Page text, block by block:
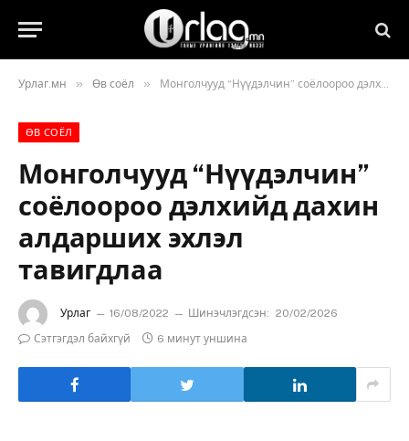
Урлаг.мн » Өв соёл » Монголчууд “Нүүдэлчин” соёлоороо дэлхийд дахин алдарших эхлэл тавигдлаа
ӨВ СОЁЛ
Монголчууд “Нүүдэлчин”
соёлоороо дэлхийд дахин
алдарших эхлэл
тавигдлаа
Урлаг 16/08/2022 Шинэчлэгдсэн: 20/02/2026
Сэтгэгдэл байхгүй
6 минут уншина